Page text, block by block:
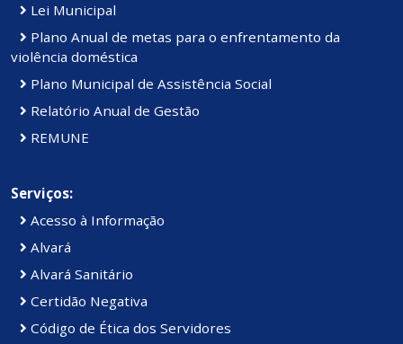
Lei Municipal
Plano Anual de metas para o enfrentamento da
violência doméstica
Plano Municipal de Assistência Social
Relatório Anual de Gestão
REMUNE
Serviços:
Acesso à Informação
Alvará
Alvará Sanitário
Certidão Negativa
Código de Ética dos Servidores